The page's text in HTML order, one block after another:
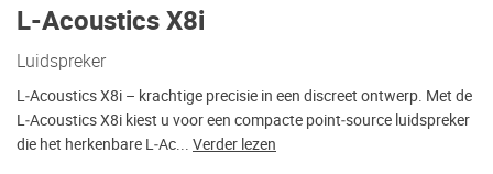
L-Acoustics X8i
Luidspreker
L‑Acoustics X8i – krachtige precisie in een discreet ontwerp. Met de
L‑Acoustics X8i kiest u voor een compacte point‑source luidspreker
die het herkenbare L‑Ac... Verder lezen